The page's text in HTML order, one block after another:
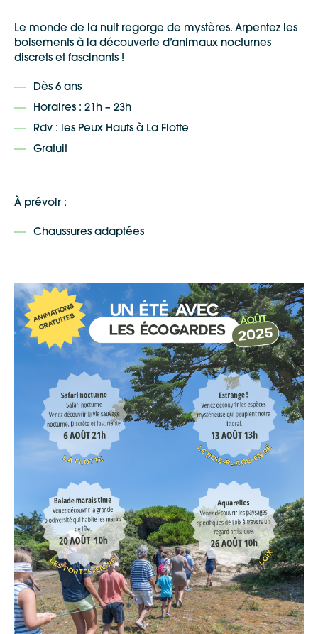
Le monde de la nuit regorge de mystères. Arpentez les
boisements à la découverte d’animaux nocturnes
discrets et fascinants !
Dès 6 ans
Horaires : 21h – 23h
Rdv : les Peux Hauts à La Flotte
Gratuit
À prévoir :
Chaussures adaptées